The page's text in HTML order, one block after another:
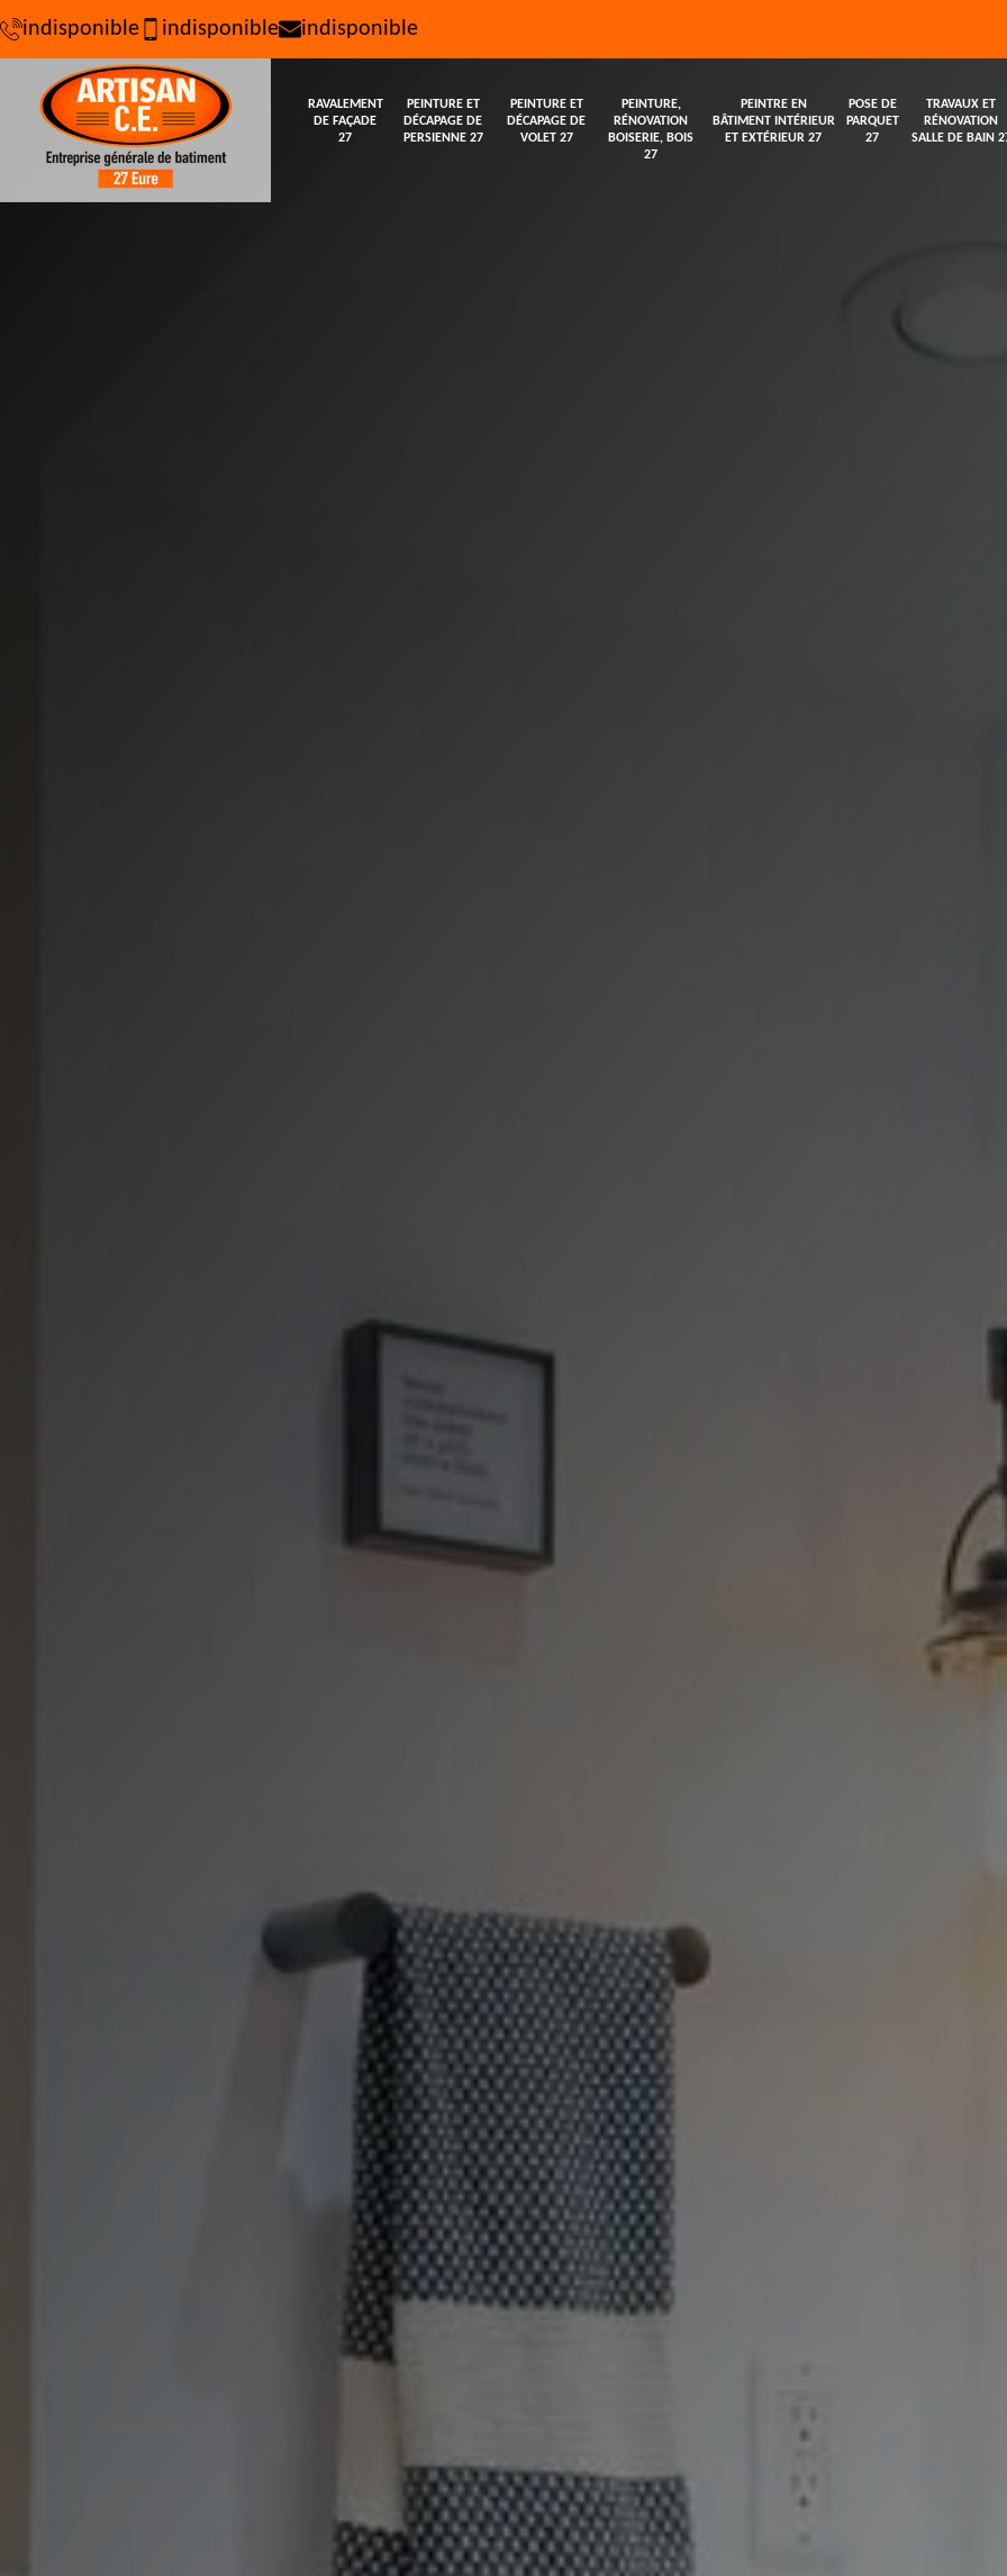
indisponible indisponible indisponible
RAVALEMENT
DE FAÇADE
27
PEINTURE ET
DÉCAPAGE DE
PERSIENNE 27
PEINTURE ET
DÉCAPAGE DE
VOLET 27
PEINTURE,
RÉNOVATION
BOISERIE, BOIS
27
PEINTRE EN
BÂTIMENT INTÉRIEUR
ET EXTÉRIEUR 27
POSE DE
PARQUET
27
TRAVAUX ET
RÉNOVATION
SALLE DE BAIN